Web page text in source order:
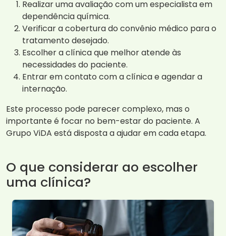
Realizar uma avaliação com um especialista em
dependência química.
Verificar a cobertura do convênio médico para o
tratamento desejado.
Escolher a clínica que melhor atende às
necessidades do paciente.
Entrar em contato com a clínica e agendar a
internação.
Este processo pode parecer complexo, mas o
importante é focar no bem-estar do paciente. A
Grupo ViDA está disposta a ajudar em cada etapa.
O que considerar ao escolher
uma clínica?